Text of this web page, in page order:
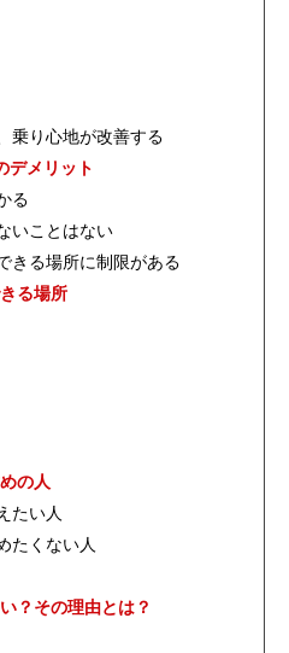
乗り心地が改善する
デメリット
る
いことはない
きる場所に制限がある
る場所
の人
たい人
たくない人
？その理由とは？